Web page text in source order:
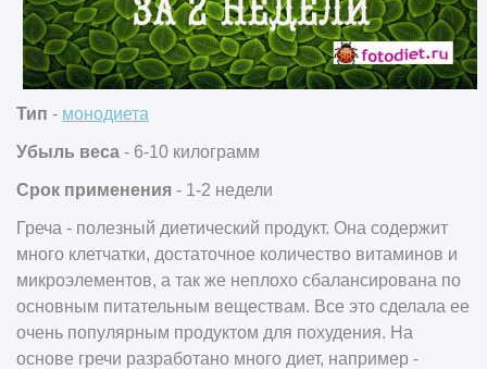
Тип - монодиета
Убыль веса - 6-10 килограмм
Срок применения - 1-2 недели
Греча - полезный диетический продукт. Она содержит
много клетчатки, достаточное количество витаминов и
микроэлементов, а так же неплохо сбалансирована по
основным питательным веществам. Все это сделала ее
очень популярным продуктом для похудения. На
основе гречи разработано много диет, например -